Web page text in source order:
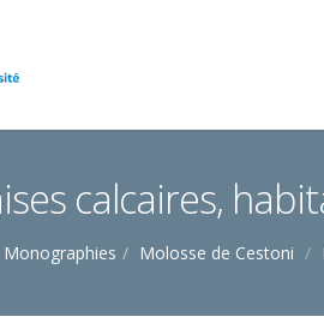
calcaires,
Monographies Molosse de Cestoni